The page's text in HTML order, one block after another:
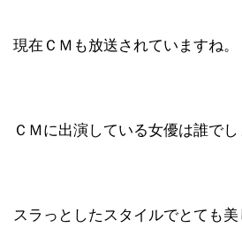
現在ＣＭも放送されていますね。
ＣＭに出演している女優は誰でし
スラっとしたスタイルでとても美